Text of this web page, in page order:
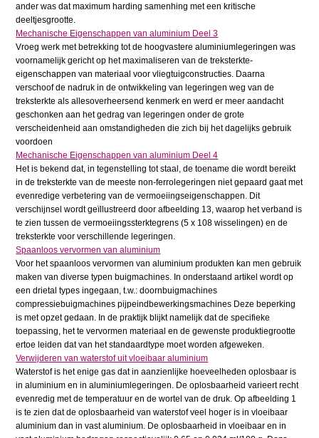
ander was dat maximum harding samenhing met een kritische
deeltjesgrootte.
Mechanische Eigenschappen van aluminium Deel 3
Vroeg werk met betrekking tot de hoogvastere aluminiumlegeringen was
voornamelijk gericht op het maximaliseren van de treksterkte-
eigenschappen van materiaal voor vliegtuigconstructies. Daarna
verschoof de nadruk in de ontwikkeling van legeringen weg van de
treksterkte als allesoverheersend kenmerk en werd er meer aandacht
geschonken aan het gedrag van legeringen onder de grote
verscheidenheid aan omstandigheden die zich bij het dagelijks gebruik
voordoen
Mechanische Eigenschappen van aluminium Deel 4
Het is bekend dat, in tegenstelling tot staal, de toename die wordt bereikt
in de treksterkte van de meeste non-ferrolegeringen niet gepaard gaat met
evenredige verbetering van de vermoeiingseigenschappen. Dit
verschijnsel wordt geïllustreerd door afbeelding 13, waarop het verband is
te zien tussen de vermoeiingssterktegrens (5 x 108 wisselingen) en de
treksterkte voor verschillende legeringen.
Spaanloos vervormen van aluminium
Voor het spaanloos vervormen van aluminium produkten kan men gebruik
maken van diverse typen buigmachines. In onderstaand artikel wordt op
een drietal types ingegaan, t.w.: doornbuigmachines
compressiebuigmachines pijpeindbewerkingsmachines Deze beperking
is met opzet gedaan. In de praktijk blijkt namelijk dat de specifieke
toepassing, het te vervormen materiaal en de gewenste produktiegrootte
ertoe leiden dat van het standaardtype moet worden afgeweken.
Verwijderen van waterstof uit vloeibaar aluminium
Waterstof is het enige gas dat in aanzienlijke hoeveelheden oplosbaar is
in aluminium en in aluminiumlegeringen. De oplosbaarheid varieert recht
evenredig met de temperatuur en de wortel van de druk. Op afbeelding 1
is te zien dat de oplosbaarheid van waterstof veel hoger is in vloeibaar
aluminium dan in vast aluminium. De oplosbaarheid in vloeibaar en in